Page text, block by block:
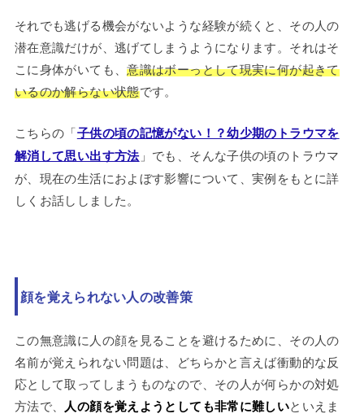
それでも逃げる機会がないような経験が続くと、その人の
潜在意識だけが、逃げてしまうようになります。それはそ
こに身体がいても、意識はボーっとして現実に何が起きて
いるのか解らない状態です。
こちらの「子供の頃の記憶がない！？幼少期のトラウマを
解消して思い出す方法」でも、そんな子供の頃のトラウマ
が、現在の生活におよぼす影響について、実例をもとに詳
しくお話ししました。
顔を覚えられない人の改善策
この無意識に人の顔を見ることを避けるために、その人の
名前が覚えられない問題は、どちらかと言えば衝動的な反
応として取ってしまうものなので、その人が何らかの対処
方法で、 人の顔を覚えようとしても非常に難しいといえま